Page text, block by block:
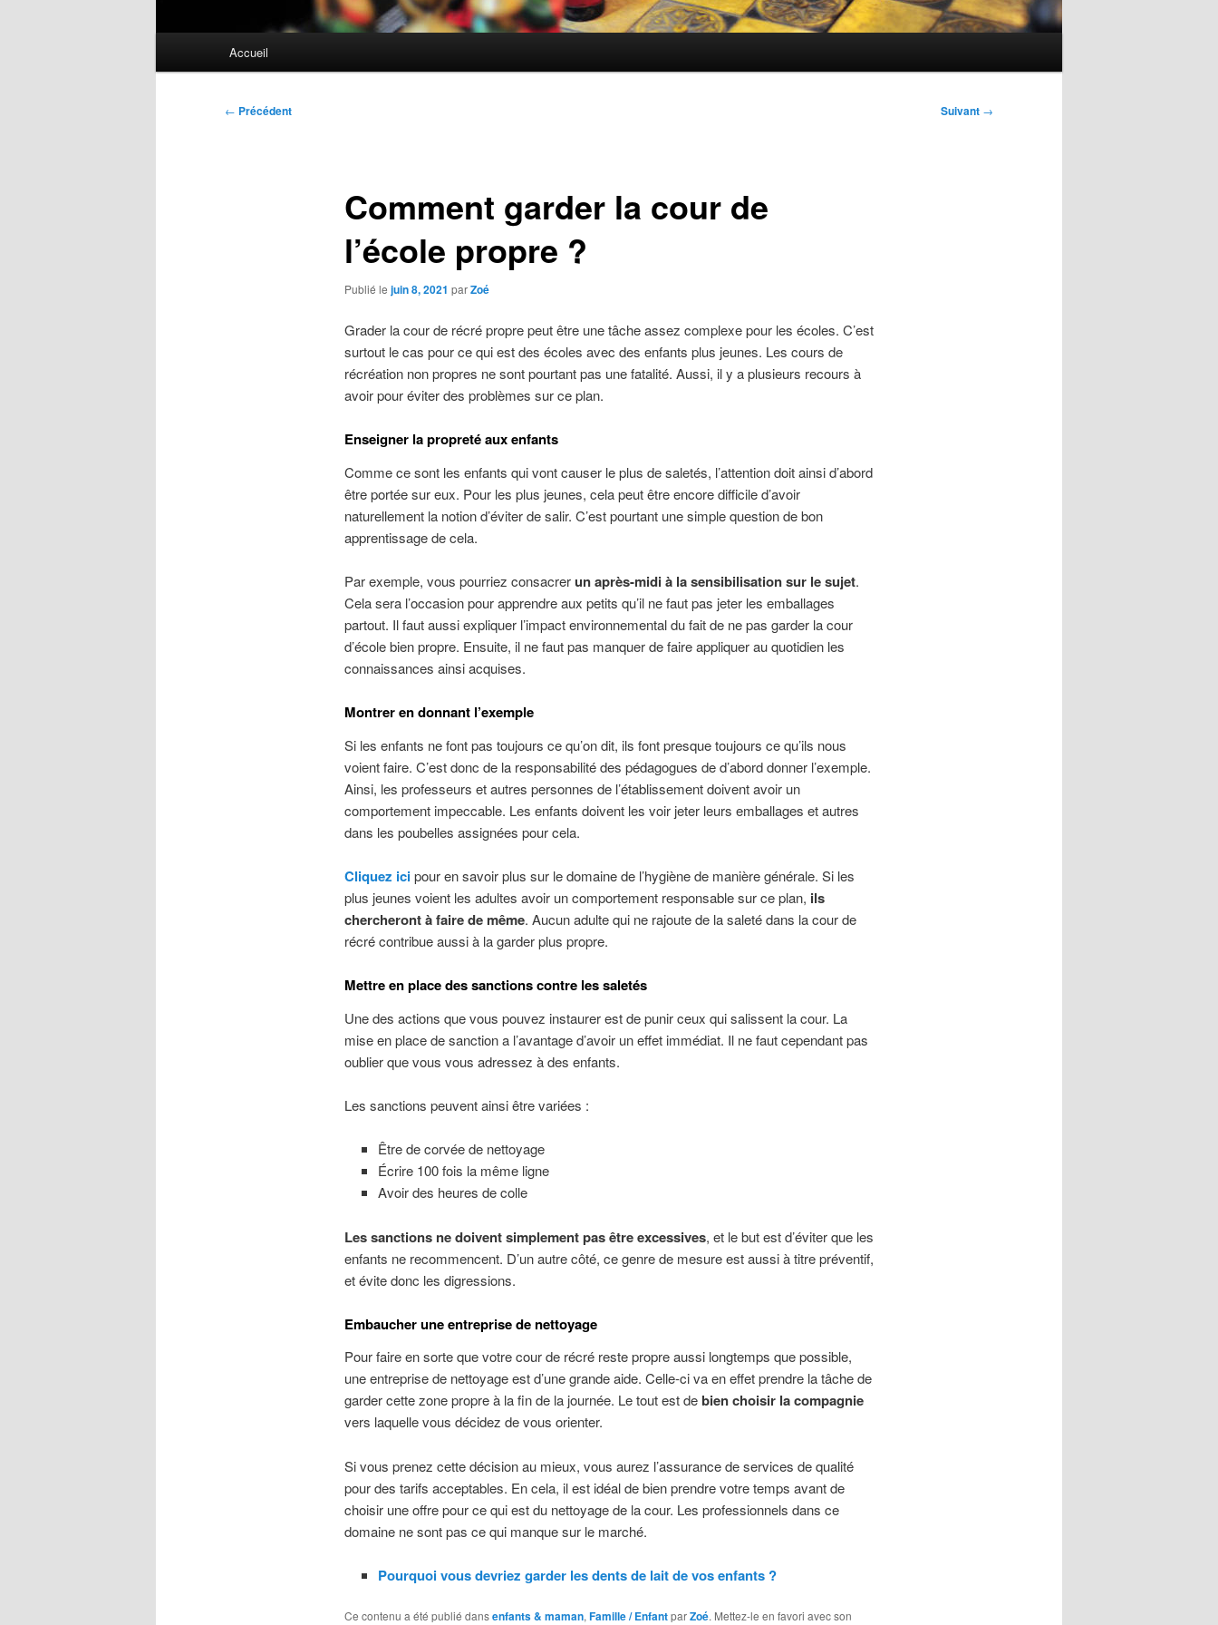
Accueil
Navigation
← Précédent Suivant →
Comment garder la cour de
l’école propre ?
Publié le juin 8, 2021 parZoé
Grader la cour de récré propre peut être une tâche assez complexe pour les écoles. C’est
surtout le cas pour ce qui est des écoles avec des enfants plus jeunes. Les cours de
récréation non propres ne sont pourtant pas une fatalité. Aussi, il y a plusieurs recours à
avoir pour éviter des problèmes sur ce plan.
Enseigner la propreté aux enfants
Comme ce sont les enfants qui vont causer le plus de saletés, l’attention doit ainsi d’abord
être portée sur eux. Pour les plus jeunes, cela peut être encore difficile d’avoir
naturellement la notion d’éviter de salir. C’est pourtant une simple question de bon
apprentissage de cela.
Par exemple, vous pourriez consacrerun après-midi à la sensibilisation sur le sujet.
Cela sera l’occasion pour apprendre aux petits qu’il ne faut pas jeter les emballages
partout. Il faut aussi expliquer l’impact environnemental du fait de ne pas garder la cour
d’école bien propre. Ensuite, il ne faut pas manquer de faire appliquer au quotidien les
connaissances ainsi acquises.
Montrer en donnant l’exemple
Si les enfants ne font pas toujours ce qu’on dit, ils font presque toujours ce qu’ils nous
voient faire. C’est donc de la responsabilité des pédagogues de d’abord donner l’exemple.
Ainsi, les professeurs et autres personnes de l’établissement doivent avoir un
comportement impeccable. Les enfants doivent les voir jeter leurs emballages et autres
dans les poubelles assignées pour cela.
Cliquez icipour en savoir plus sur le domaine de l’hygiène de manière générale. Si les
plus jeunes voient les adultes avoir un comportement responsable sur ce plan, ils
chercheront à faire de même. Aucun adulte qui ne rajoute de la saleté dans la cour de
récré contribue aussi à la garder plus propre.
Mettre en place des sanctions contre les saletés
Une des actions que vous pouvez instaurer est de punir ceux qui salissent la cour. La
mise en place de sanction a l’avantage d’avoir un effet immédiat. Il ne faut cependant pas
oublier que vous vous adressez à des enfants.
Les sanctions peuvent ainsi être variées :
Être de corvée de nettoyage
Écrire 100 fois la même ligne
Avoir des heures de colle
Les sanctions ne doivent simplement pas être excessives, et le but est d’éviter que les
enfants ne recommencent. D’un autre côté, ce genre de mesure est aussi à titre préventif,
et évite donc les digressions.
Embaucher une entreprise de nettoyage
Pour faire en sorte que votre cour de récré reste propre aussi longtemps que possible,
une entreprise de nettoyage est d’une grande aide. Celle-ci va en effet prendre la tâche de
garder cette zone propre à la fin de la journée. Le tout est debien choisir la compagnie
vers laquelle vous décidez de vous orienter.
Si vous prenez cette décision au mieux, vous aurez l’assurance de services de qualité
pour des tarifs acceptables. En cela, il est idéal de bien prendre votre temps avant de
choisir une offre pour ce qui est du nettoyage de la cour. Les professionnels dans ce
domaine ne sont pas ce qui manque sur le marché.
Pourquoi vous devriez garder les dents de lait de vos enfants ?
Ce contenu a été publié dansenfants & maman, Famille / EnfantparZoé. Mettez-le en favori avec son